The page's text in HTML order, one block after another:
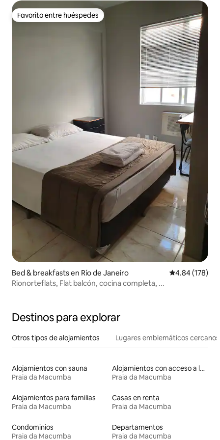
Favorito entre huéspedes
Favorito entre huéspedes
Bed & breakfasts en Río de Janeiro Calificación
4.84 (178)
Rionorteflats, Flat balcón, cocina completa, ...
Destinos para explorar
Otros tipos de alojamientos Lugares emblemáticos cercanos
Alojamientos con sauna
Praia da Macumba
Alojamientos con acceso a la playa
Praia da Macumba
Alojamientos para familias
Praia da Macumba
Casas en renta
Praia da Macumba
Condominios
Praia da Macumba
Departamentos
Praia da Macumba